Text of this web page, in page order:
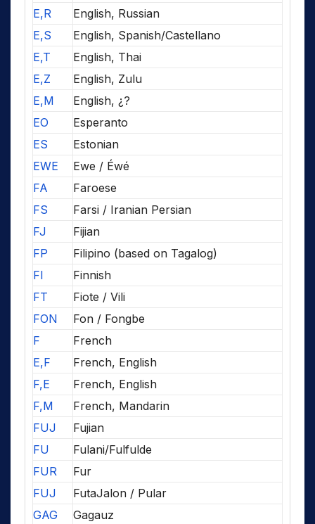
E,R
English, Russian
E,S
English, Spanish/Castellano
E,T
English, Thai
E,Z
English, Zulu
E,M
English, ¿?
EO
Esperanto
ES
Estonian
EWE
Ewe / Éwé
FA
Faroese
FS
Farsi / Iranian Persian
FJ
Fijian
FP
Filipino (based on Tagalog)
FI
Finnish
FT
Fiote / Vili
FON
Fon / Fongbe
F
French
E,F
French, English
F,E
French, English
F,M
French, Mandarin
FUJ
Fujian
FU
Fulani/Fulfulde
FUR
Fur
FUJ
FutaJalon / Pular
GAG
Gagauz